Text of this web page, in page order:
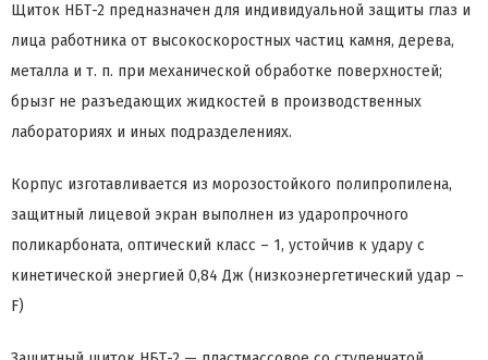
Щиток НБТ-2 предназначен для индивидуальной защиты глаз и
лица работника от высокоскоростных частиц камня, дерева,
металла и т. п. при механической обработке поверхностей;
брызг не разъедающих жидкостей в производственных
лабораториях и иных подразделениях.
Корпус изготавливается из морозостойкого полипропилена,
защитный лицевой экран выполнен из ударопрочного
поликарбоната, оптический класс – 1, устойчив к удару с
кинетической энергией 0,84 Дж (низкоэнергетический удар –
F)